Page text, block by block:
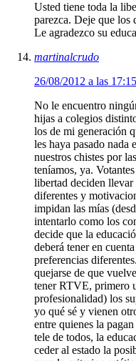
Usted tiene toda la
parezca. Deje que los
Le agradezco su
martinalcrudo
26/08/2012 a las 17:15
No le encuentro
hijas a colegios
los de mi generación
les haya pasado nada
nuestros chistes por
teníamos, ya.
libertad deciden llevar
diferentes y
impidan las mías
intentarlo como los
decide que la
deberá tener en
preferencias
quejarse de que
tener RTVE, primero
profesionalidad) los
yo qué sé y vienen
entre quienes la
tele de todos, la
ceder al estado la